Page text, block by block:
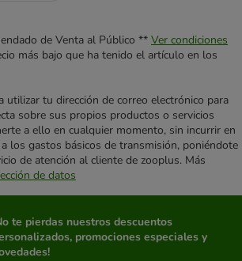
de Venta al Público ** Ver condiciones
más bajo que ha tenido el artículo en los
utilizar tu dirección de correo electrónico para
sobre sus propios productos o servicios
a ello en cualquier momento, sin incurrir en
los gastos básicos de transmisión, poniéndote
de atención al cliente de zooplus. Más
de datos
te pierdas nuestros descuentos
promociones especiales y